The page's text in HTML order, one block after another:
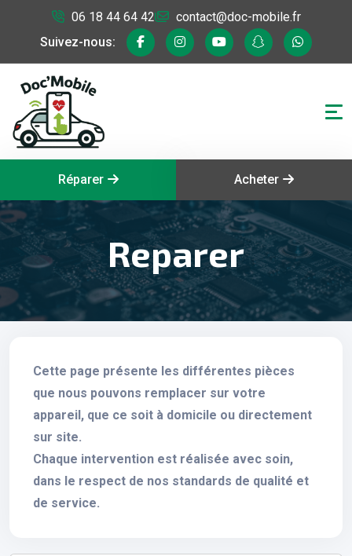
Suivez-nous:
06 18 44 64 42 contact@doc-mobile.fr
Réparer Acheter
Reparer
Cette page présente les différentes pièces
que nous pouvons remplacer sur votre
appareil, que ce soit à domicile ou directement
sur site.
Chaque intervention est réalisée avec soin,
dans le respect de nos standards de qualité et
de service.